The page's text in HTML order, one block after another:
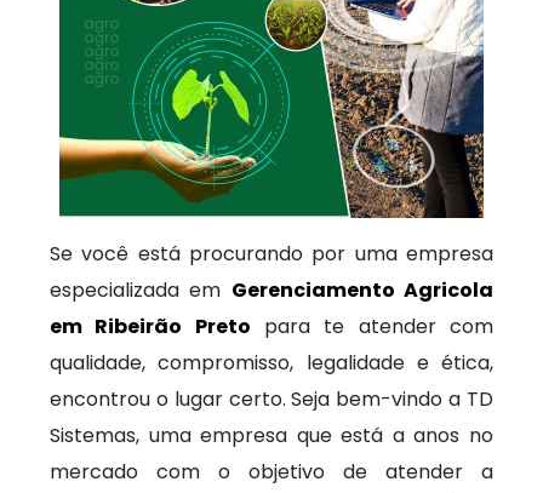
Se você está procurando por uma empresa
especializada em Gerenciamento Agricola
em Ribeirão Preto para te atender com
qualidade, compromisso, legalidade e ética,
encontrou o lugar certo. Seja bem-vindo a TD
Sistemas, uma empresa que está a anos no
mercado com o objetivo de atender a